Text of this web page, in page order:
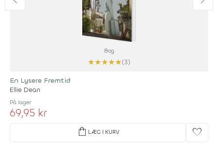
Bog
★★★★★(3)
En Lysere Fremtid
Ellie Dean
På lager
69,95 kr
shopping_bag LÆG I KURV favorite